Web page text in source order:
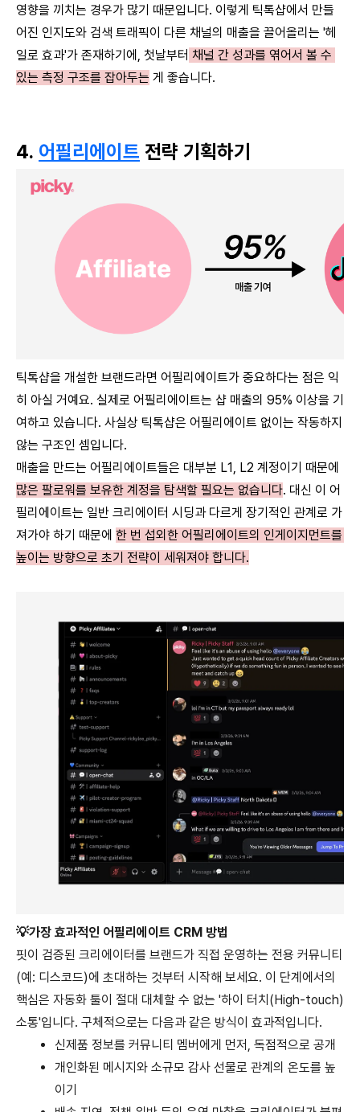
영향을 끼치는 경우가 많기 때문입니다. 이렇게 틱톡샵에서 만들
어진 인지도와 검색 트래픽이 다른 채널의 매출을 끌어올리는 '헤
일로 효과'가 존재하기에, 첫날부터 채널 간 성과를 엮어서 볼 수
있는 측정 구조를 잡아두는 게 좋습니다.
4. 어필리에이트 전략 기획하기
틱톡샵을 개설한 브랜드라면 어필리에이트가 중요하다는 점은 익
히 아실 거예요. 실제로 어필리에이트는 샵 매출의 95% 이상을 기
여하고 있습니다. 사실상 틱톡샵은 어필리에이트 없이는 작동하지
않는 구조인 셈입니다.
많은 팔로워를 보유한 계정을 탐색할 필요는 없습니다. 대신 이 어
필리에이트는 일반 크리에이터 시딩과 다르게 장기적인 관계로 가
져가야 하기 때문에 한 번 섭외한 어필리에이트의 인게이지먼트를
높이는 방향으로 초기 전략이 세워져야 합니다.
💡가장 효과적인 어필리에이트 CRM 방법
핏이 검증된 크리에이터를 브랜드가 직접 운영하는 전용 커뮤니티
(예: 디스코드)에 초대하는 것부터 시작해 보세요. 이 단계에서의
핵심은 자동화 툴이 절대 대체할 수 없는 '하이 터치(High-touch)
소통'입니다. 구체적으로는 다음과 같은 방식이 효과적입니다.
신제품 정보를 커뮤니티 멤버에게 먼저, 독점적으로 공개
개인화된 메시지와 소규모 감사 선물로 관계의 온도를 높
이기